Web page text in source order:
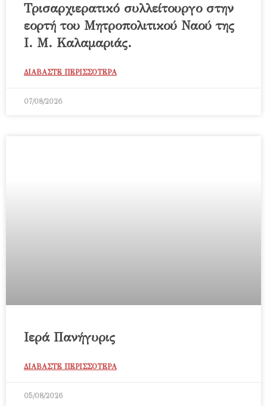
Τρισαρχιερατικό συλλείτουργο στην
εορτή του Μητροπολιτικού Ναού της
Ι. Μ. Καλαμαριάς.
ΔΙΑΒΑΣΤΕ ΠΕΡΙΣΣΟΤΕΡΑ
07/08/2026
Ιερά Πανήγυρις
ΔΙΑΒΑΣΤΕ ΠΕΡΙΣΣΟΤΕΡΑ
05/08/2026